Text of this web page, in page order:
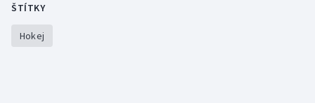
Gymnastika
ŠTÍTKY
Hokej